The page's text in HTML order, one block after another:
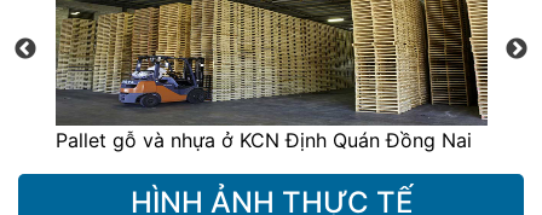
Nai Pallet gỗ và nhựa ở KCN Suối Tre Đồng Nai
HÌNH ẢNH THỰC TẾ